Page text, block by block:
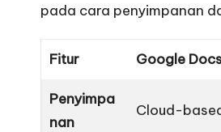
pada cara penyimpanan
Fitur Google
Penyimpa
nan
Cloud-